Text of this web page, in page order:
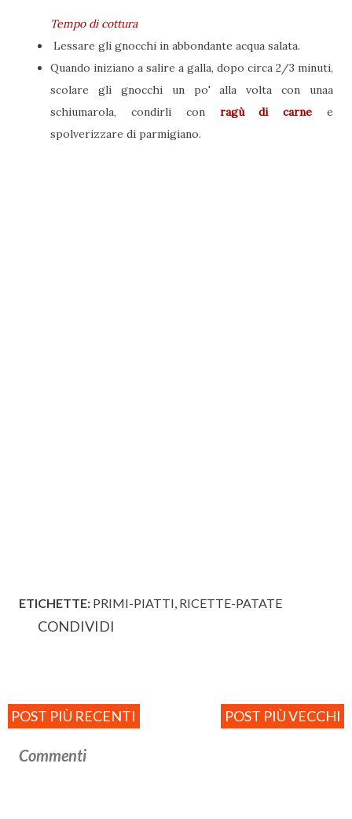
Tempo di cottura
Lessare gli gnocchi in abbondante acqua salata.
Quando iniziano a salire a galla, dopo circa 2/3 minuti,
scolare gli gnocchi un po' alla volta con unaa
schiumarola, condirli con ragù di carne e
spolverizzare di parmigiano.
ETICHETTE: PRIMI-PIATTI RICETTE-PATATE
CONDIVIDI
POST PIÙ RECENTI POST PIÙ VECCHI
Commenti